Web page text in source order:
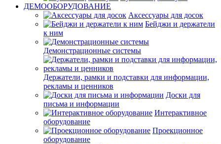
ДЕМООБОРУДОВАНИЕ
Аксессуары для досок
Бейджи и держатели
к ним
Демонстрационные системы
Держатели, рамки и подставки для информации,
рекламы и ценников
Доски для
письма и информации
Интерактивное
оборудование
Проекционное
оборудование